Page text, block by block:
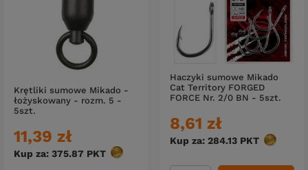
Krętliki sumowe Mikado -
łożyskowany - rozm. 5 -
5szt.
11,39 zł
Kup za: 375.87 PKT punktów
Haczyki sumowe Mikado
Cat Territory FORGED
FORCE Nr. 2/0 BN - 5szt.
8,61 zł
Kup za: 284.13 PKT punktów